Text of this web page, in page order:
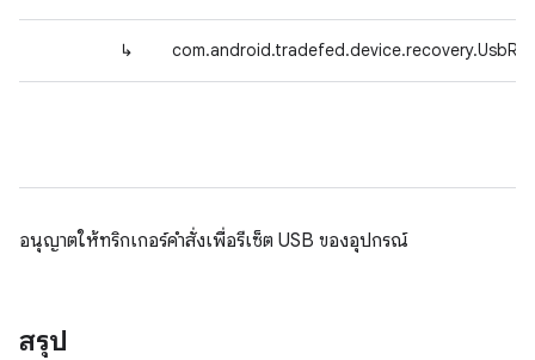
↳
อนุญาตให้ทริกเกอร์คําสั่งเพื่อรีเซ็ต USB ของอุปกรณ์
สรุป